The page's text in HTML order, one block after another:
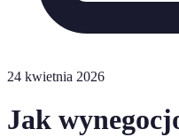
24 kwietnia 2026
Jak